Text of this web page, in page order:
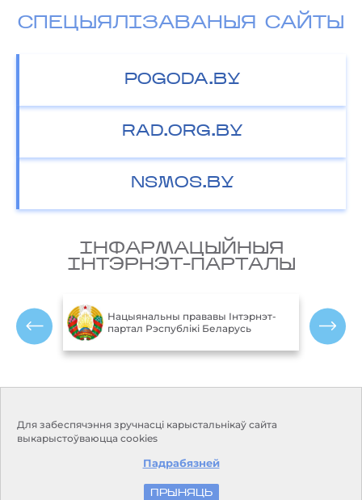
СПЕЦЫЯЛІЗАВАНЫЯ САЙТЫ
POGODA.BY
RAD.ORG.BY
NSMOS.BY
IНФАРМАЦЫЙНЫЯ
IНТЭРНЭТ-ПАРТАЛЫ
Нацыянальны прававы Інтэрнэт-
партал Рэспублікі Беларусь
Для забеспячэння зручнасці карыстальнікаў сайта
выкарыстоўваюцца cookies
Падрабязней
ПРЫНЯЦЬ
Адрас:220114, г. Мінск, пр.
Незалежнасці, 110
+375 17 373-22-31
Панядзелак-пятніца:
Выхадныя дні: субота, нядзеля